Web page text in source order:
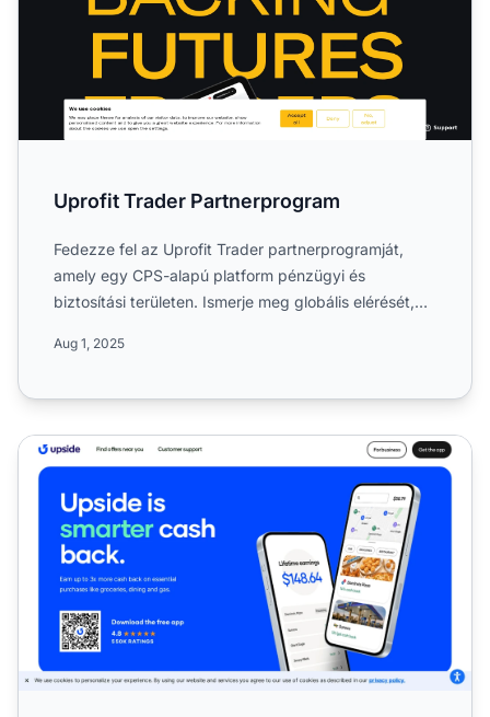
Uprofit Trader Partnerprogram
Fedezze fel az Uprofit Trader partnerprogramját,
amely egy CPS-alapú platform pénzügyi és
biztosítási területen. Ismerje meg globális elérését,
Aug 1, 2025
Upside Partnerprogram